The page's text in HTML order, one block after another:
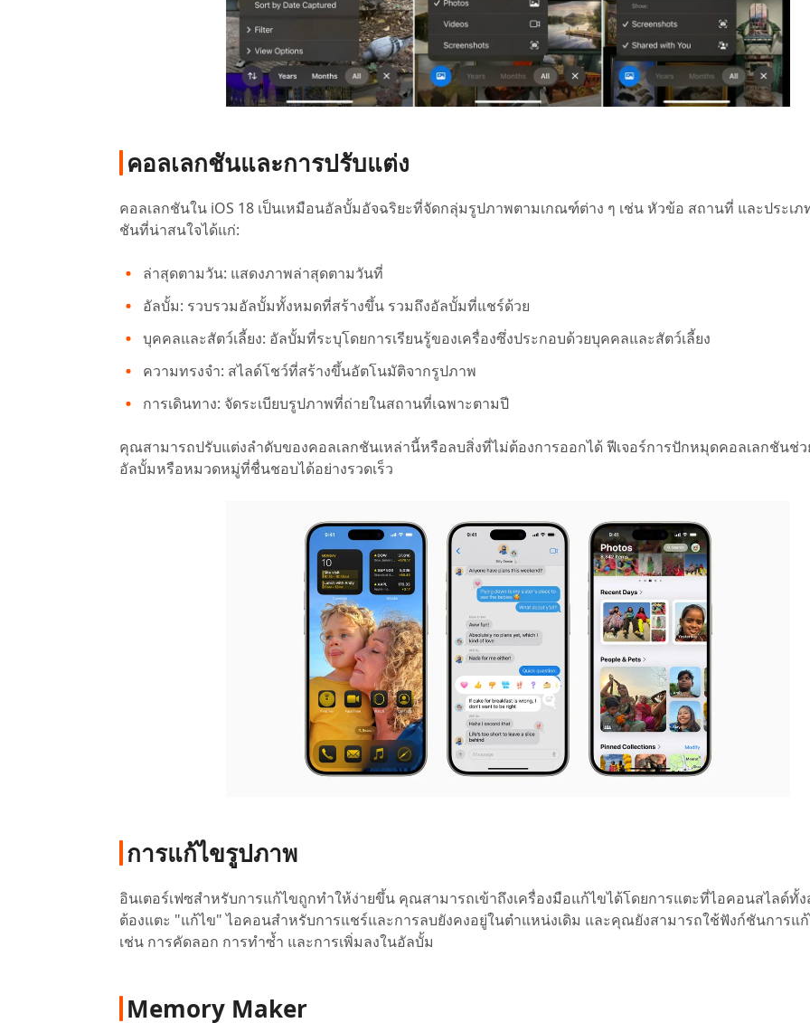
คอลเลกชันและการปรับแต่ง
คอลเลกชันใน iOS 18 เป็นเหมือนอัลบั้มอัจฉริยะที่จัดกลุ่มรูปภาพตามเกณฑ์ต่าง ๆ เช่น หัวข้อ สถานที่ และประเภ
ชันที่น่าสนใจได้แก่:
ล่าสุดตามวัน: แสดงภาพล่าสุดตามวันที่
อัลบั้ม: รวบรวมอัลบั้มทั้งหมดที่สร้างขึ้น รวมถึงอัลบั้มที่แชร์ด้วย
บุคคลและสัตว์เลี้ยง: อัลบั้มที่ระบุโดยการเรียนรู้ของเครื่องซึ่งประกอบด้วยบุคคลและสัตว์เลี้ยง
ความทรงจำ: สไลด์โชว์ที่สร้างขึ้นอัตโนมัติจากรูปภาพ
การเดินทาง: จัดระเบียบรูปภาพที่ถ่ายในสถานที่เฉพาะตามปี
คุณสามารถปรับแต่งลำดับของคอลเลกชันเหล่านี้หรือลบสิ่งที่ไม่ต้องการออกได้ ฟีเจอร์การปักหมุดคอลเลกชันช่ว
อัลบั้มหรือหมวดหมู่ที่ชื่นชอบได้อย่างรวดเร็ว
การแก้ไขรูปภาพ
อินเตอร์เฟซสำหรับการแก้ไขถูกทำให้ง่ายขึ้น คุณสามารถเข้าถึงเครื่องมือแก้ไขได้โดยการแตะที่ไอคอนสไลด์ทั้
ต้องแตะ "แก้ไข" ไอคอนสำหรับการแชร์และการลบยังคงอยู่ในตำแหน่งเดิม และคุณยังสามารถใช้ฟังก์ชันการแ
เช่น การคัดลอก การทำซ้ำ และการเพิ่มลงในอัลบั้ม
Memory Maker